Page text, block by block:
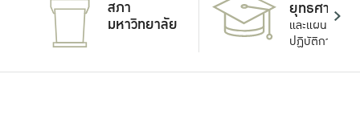
สภา
มหาวิทยาลัย
ยุทธศาสตร์
และแผน
ปฏิบัติการ